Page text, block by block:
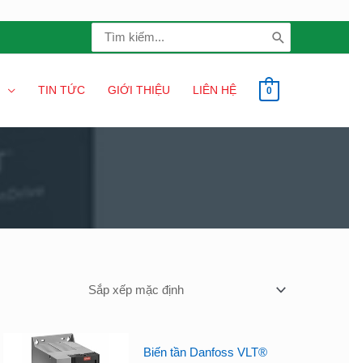
Search
for:
TIN TỨC GIỚI THIỆU LIÊN HỆ 0
Biến tần Danfoss VLT®